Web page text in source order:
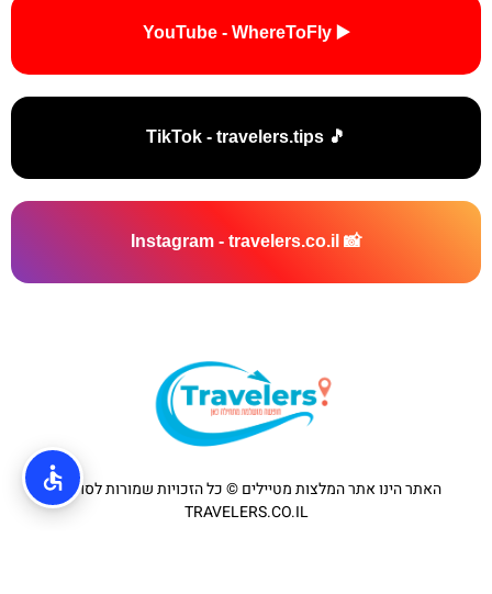
▶️ YouTube - WhereToFly
🎵 TikTok - travelers.tips
📸 Instagram - travelers.co.il
האתר הינו אתר המלצות מטיילים © כל הזכויות שמורות לסוכנות
TRAVELERS.CO.IL